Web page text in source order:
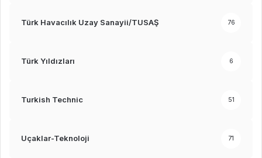
Türk Havacılık Uzay Sanayii/TUSAŞ 76
Türk Yıldızları 6
Turkish Technic 51
Uçaklar-Teknoloji 71